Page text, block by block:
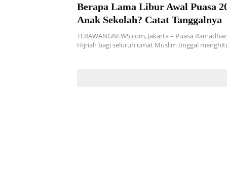
Berapa Lama Libur Awal Puasa
Anak Sekolah? Catat Tanggalnya
TERAWANGNEWS.com, Jakarta – Puasa
Hijriah bagi seluruh umat Muslim tinggal